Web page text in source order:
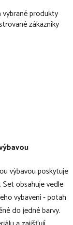
vybrané produkty
zákazníky
výbavou poskytuje
obsahuje vedle
vybavení - potah
do jedné barvy.